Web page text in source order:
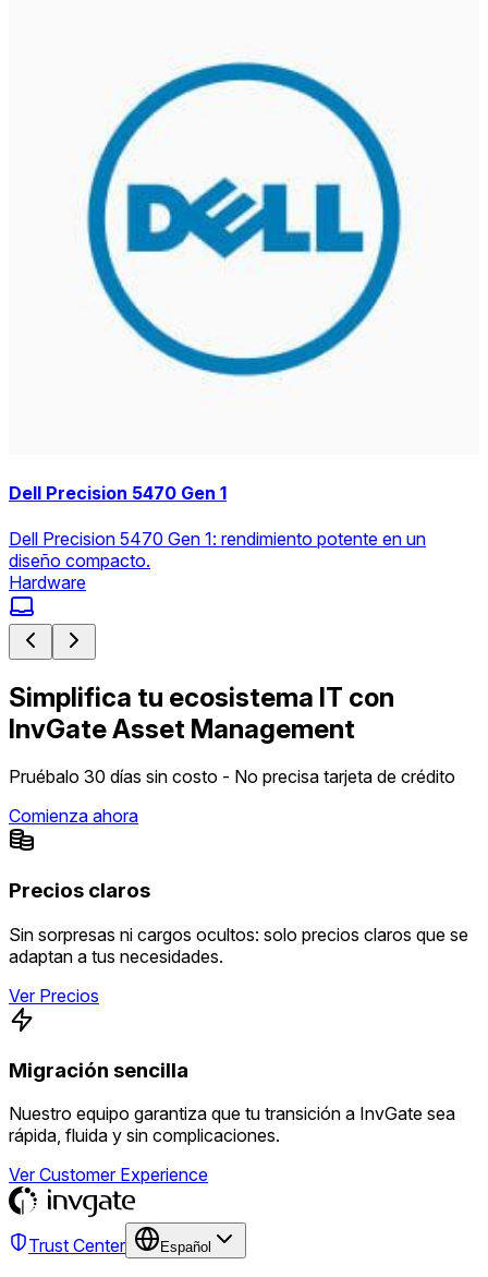
Dell Precision 5470 Gen 1
Dell Precision 5470 Gen 1: rendimiento potente en un
diseño compacto.
Hardware
Simplifica tu ecosistema IT con
InvGate Asset Management
Pruébalo 30 días sin costo - No precisa tarjeta de crédito
Comienza ahora
Precios claros
Sin sorpresas ni cargos ocultos: solo precios claros que se
adaptan a tus necesidades.
Ver Precios
Migración sencilla
Nuestro equipo garantiza que tu transición a InvGate sea
rápida, fluida y sin complicaciones.
Ver Customer Experience
Trust Center Español